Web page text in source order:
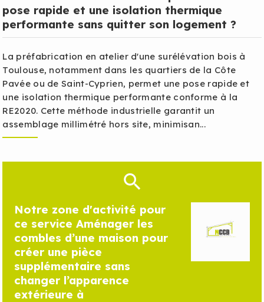
pose rapide et une isolation thermique
performante sans quitter son logement ?
La préfabrication en atelier d'une surélévation bois à
Toulouse, notamment dans les quartiers de la Côte
Pavée ou de Saint-Cyprien, permet une pose rapide et
une isolation thermique performante conforme à la
RE2020. Cette méthode industrielle garantit un
assemblage millimétré hors site, minimisan...
Notre zone d'activité pour
ce service Aménager les
combles d’une maison pour
créer une pièce
supplémentaire sans
changer l’apparence
extérieure à